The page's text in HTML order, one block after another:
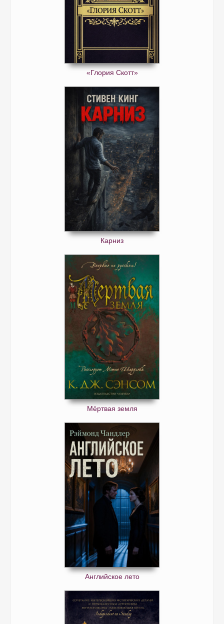
«Глория Скотт»
Карниз
Мёртвая земля
Английское лето